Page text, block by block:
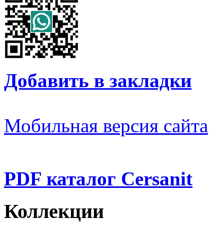
Добавить в закладки
Мобильная версия сайта
PDF каталог Cersanit
Коллекции